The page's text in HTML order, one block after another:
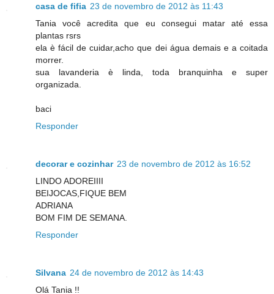
casa de fifia 23 de novembro de 2012 às 11:43
Tania você acredita que eu consegui matar até essa
plantas rsrs
ela è fácil de cuidar,acho que dei água demais e a coitada
morrer.
sua lavanderia è linda, toda branquinha e super
organizada.
baci
Responder
decorar e cozinhar 23 de novembro de 2012 às 16:52
LINDO ADOREIIII
BEIJOCAS,FIQUE BEM
ADRIANA
BOM FIM DE SEMANA.
Responder
Silvana 24 de novembro de 2012 às 14:43
Olá Tania !!